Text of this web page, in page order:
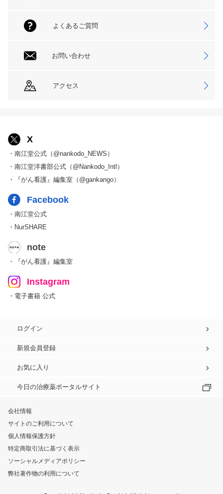
よくあるご質問
お問い合わせ
アクセス
X
・南江堂公式（@nankodo_NEWS）
・南江堂洋書部公式（@Nankodo_Intl）
・『がん看護』編集室（@gankango）
Facebook
・南江堂公式
・NurSHARE
note
・『がん看護』編集室
Instagram
・電子書籍 公式
ログイン
新規会員登録
お気に入り
今日の治療薬ポータルサイト
会社情報
サイトのご利用について
個人情報保護方針
特定商取引法に基づく表示
ソーシャルメディアポリシー
弊社著作物の利用について